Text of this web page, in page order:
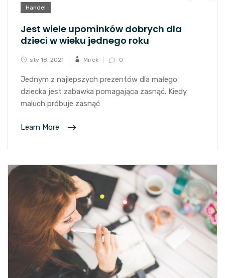
Handel
Jest wiele upominków dobrych dla
dzieci w wieku jednego roku
sty 18, 2021 Mirek 0
Jednym z najlepszych prezentów dla małego
dziecka jest zabawka pomagająca zasnąć. Kiedy
maluch próbuje zasnąć
Learn More